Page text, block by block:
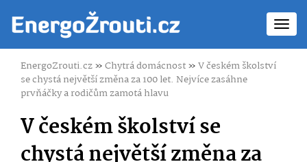
EnergoZrouti.cz»Chytrá domácnost»V českém školství
se chystá největší změna za 100 let. Nejvíce zasáhne
prvňáčky a rodičům zamotá hlavu
V českém školství se
chystá největší změna za